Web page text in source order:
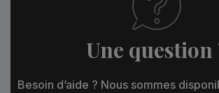
Une question
Besoin d’aide ? Nous sommes